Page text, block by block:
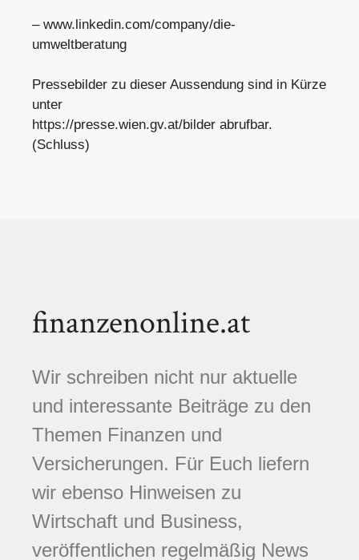
– www.linkedin.com/company/die-
umweltberatung
Pressebilder zu dieser Aussendung sind in Kürze
unter
https://presse.wien.gv.at/bilder abrufbar.
(Schluss)
finanzenonline.at
Wir schreiben nicht nur aktuelle
und interessante Beiträge zu den
Themen Finanzen und
Versicherungen. Für Euch liefern
wir ebenso Hinweisen zu
Wirtschaft und Business,
veröffentlichen regelmäßig News